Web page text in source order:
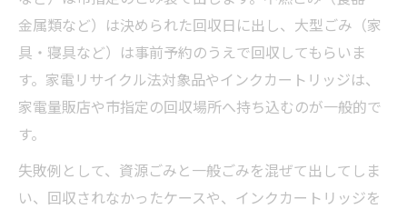
金属類など）は決められた回収日に出し、大型ごみ（家
具・寝具など）は事前予約のうえで回収してもらいま
す。家電リサイクル法対象品やインクカートリッジは、
家電量販店や市指定の回収場所へ持ち込むのが一般的で
す。
失敗例として、資源ごみと一般ごみを混ぜて出してしま
い、回収されなかったケースや、インクカートリッジを